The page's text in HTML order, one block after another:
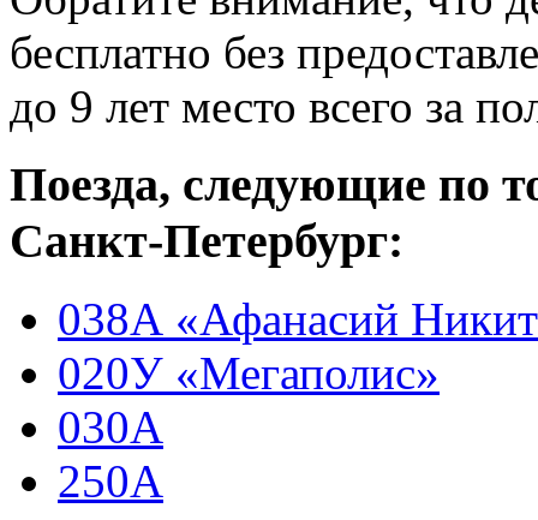
бесплатно без
до 9 лет место всего за
Поезда, следующие по
Санкт-Петербург:
038А «Афанасий
020У «Мегаполис»
030А
250А